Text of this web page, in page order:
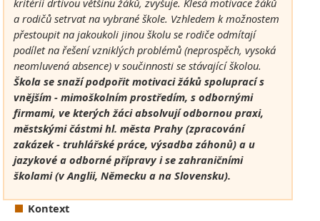
kritérií drtivou většinu žáků, zvyšuje. Klesá motivace žáků
a rodičů setrvat na vybrané škole. Vzhledem k možnostem
přestoupit na jakoukoli jinou školu se rodiče odmítají
podílet na řešení vzniklých problémů (neprospěch, vysoká
neomluvená absence) v součinnosti se stávající školou.
Škola se snaží podpořit motivaci žáků spoluprací s
vnějším - mimoškolním prostředím, s odbornými
firmami, ve kterých žáci absolvují odbornou praxi,
městskými částmi hl. města Prahy (zpracování
zakázek - truhlářské práce, výsadba záhonů) a u
jazykové a odborné přípravy i se zahraničními
školami (v Anglii, Německu a na Slovensku).
Kontext